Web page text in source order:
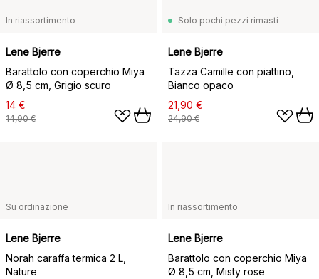
In riassortimento
Lene Bjerre
Barattolo con coperchio Miya
Ø 8,5 cm, Grigio scuro
14 €
14,90 €
Solo pochi pezzi rimasti
Lene Bjerre
Tazza Camille con piattino,
Bianco opaco
21,90 €
24,90 €
Su ordinazione
Lene Bjerre
Norah caraffa termica 2 L,
Nature
In riassortimento
Lene Bjerre
Barattolo con coperchio Miya
Ø 8,5 cm, Misty rose